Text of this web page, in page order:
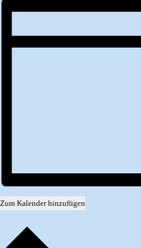
Zum Kalender hinzufügen